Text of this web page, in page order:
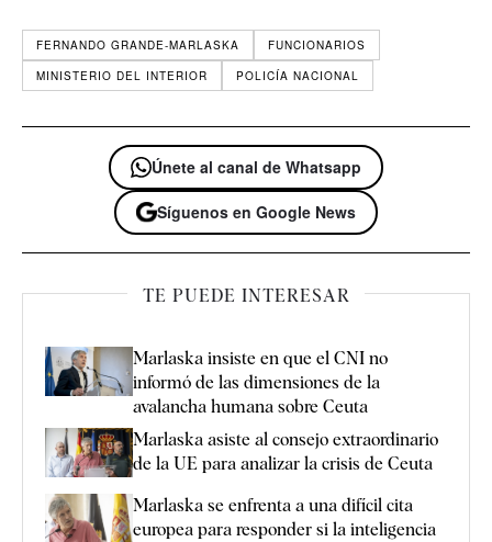
FERNANDO GRANDE-MARLASKA
FUNCIONARIOS
MINISTERIO DEL INTERIOR
POLICÍA NACIONAL
Únete al canal de Whatsapp
Síguenos en Google News
TE PUEDE INTERESAR
Marlaska insiste en que el CNI no
informó de las dimensiones de la
avalancha humana sobre Ceuta
Marlaska asiste al consejo extraordinario
de la UE para analizar la crisis de Ceuta
Marlaska se enfrenta a una difícil cita
europea para responder si la inteligencia